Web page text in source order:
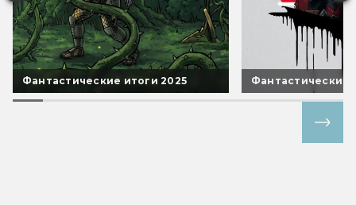
Фантастические итоги 2025 Фантастические